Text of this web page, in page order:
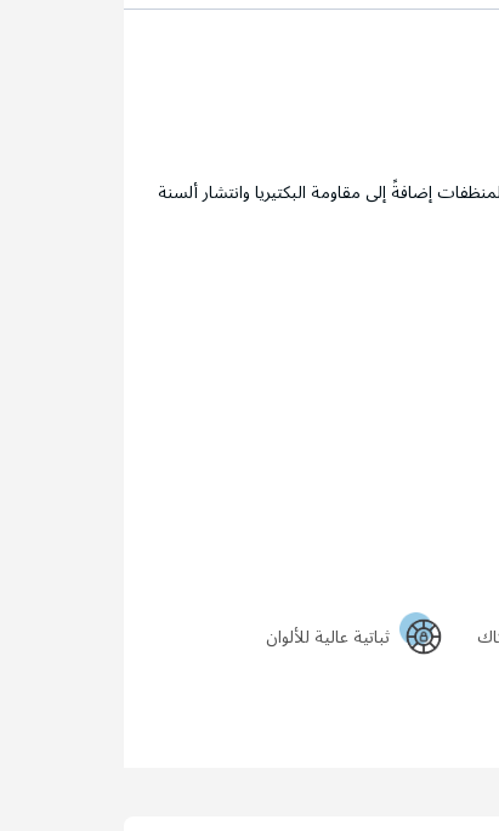
إضافةً إلى مقاومة البكتيريا وانتشار ألسنة
ثباتية عالية للألوان